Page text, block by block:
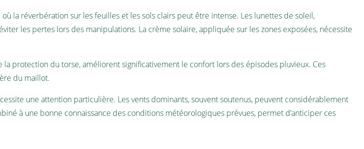
la réverbération sur les feuilles et les sols clairs peut être intense. Les lunettes de soleil,
les pertes lors des manipulations. La crème solaire, appliquée sur les zones exposées, nécessite
protection du torse, améliorent significativement le confort lors des épisodes pluvieux. Ces
du maillot.
une attention particulière. Les vents dominants, souvent soutenus, peuvent considérablement
à une bonne connaissance des conditions météorologiques prévues, permet d’anticiper ces